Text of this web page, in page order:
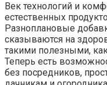
Век технологий и
естественных
Разноплановые
сказываются на
такими полезными,
Теперь есть
без посредников,